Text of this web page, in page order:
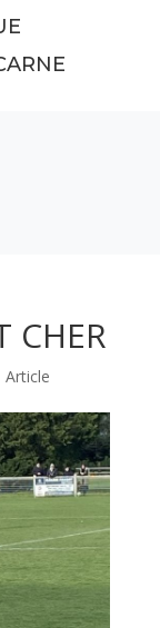
CHER
Article